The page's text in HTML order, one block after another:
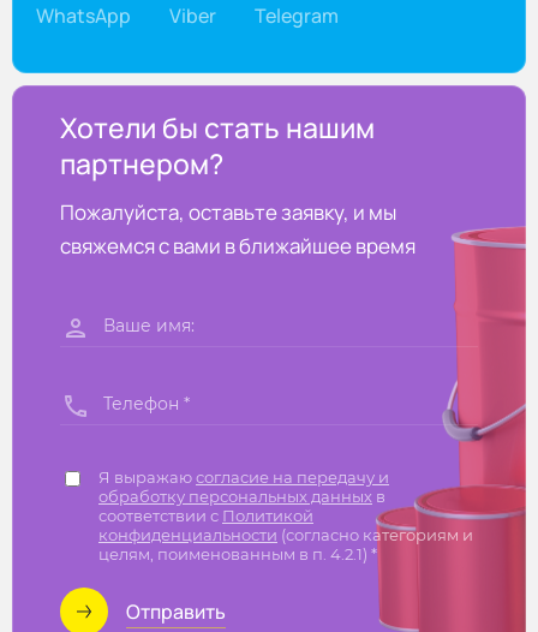
WhatsApp Viber Telegram
Хотели бы стать нашим
партнером?
Пожалуйста, оставьте заявку, и мы
свяжемся с вами в ближайшее время
Я выражаюсогласие на передачу и
обработку персональных данных в
соответствии с Политикой
конфиденциальности (согласно категориям и
целям, поименованным в п. 4.2.1) *
Отправить